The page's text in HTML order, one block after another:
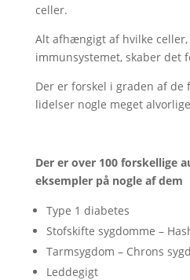
celler.
Alt afhængigt af hvilke
immunsystemet, skaber det
Der er forskel i graden af de
lidelser nogle meget
Der er over 100 forskellige
eksemplerpå nogle af dem
Type 1 diabetes
Stofskifte sygdomme –
Tarmsygdom – Chrons
Leddegigt